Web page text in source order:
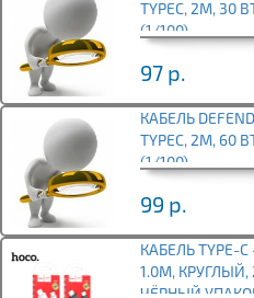
TYPEC, 2М, 30
(1/100)
97 р.
КАБЕЛЬ
TYPEC, 2М, 60
(1/100)
99 р.
КАБЕЛЬ TYPE-C
1.0М, КРУГЛЫЙ,
ЧЁРНЫЙ